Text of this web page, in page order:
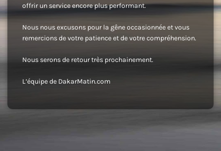
offrir un service encore plus performant.
Nous nous excusons pour la gêne occasionnée et vous
remercions de votre patience et de votre compréhension.
Nous serons de retour très prochainement.
L’équipe de DakarMatin.com